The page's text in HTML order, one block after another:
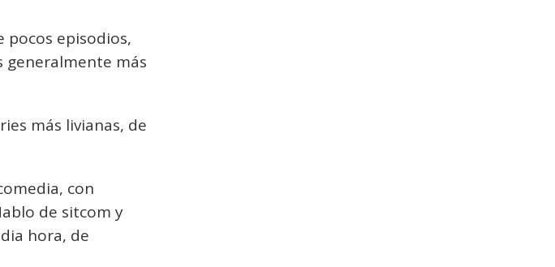
pocos episodios,
generalmente más
más livianas, de
con
de sitcom y
hora, de